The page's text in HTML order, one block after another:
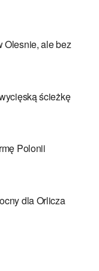
Olesnie, ale bez
ścieżkę
Polonii
dla Orlicza